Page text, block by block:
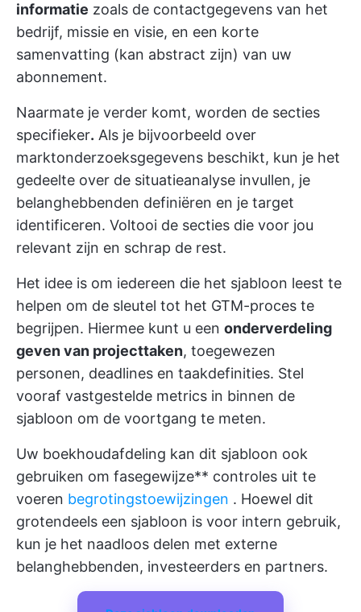
informatie zoals de contactgegevens van het
bedrijf, missie en visie, en een korte
samenvatting (kan abstract zijn) van uw
abonnement.
Naarmate je verder komt, worden de secties
specifieker. Als je bijvoorbeeld over
marktonderzoeksgegevens beschikt, kun je het
gedeelte over de situatieanalyse invullen, je
belanghebbenden definiëren en je target
identificeren. Voltooi de secties die voor jou
relevant zijn en schrap de rest.
Het idee is om iedereen die het sjabloon leest te
helpen om de sleutel tot het GTM-proces te
begrijpen. Hiermee kunt u een onderverdeling
geven van projecttaken, toegewezen
personen, deadlines en taakdefinities. Stel
vooraf vastgestelde metrics in binnen de
sjabloon om de voortgang te meten.
Uw boekhoudafdeling kan dit sjabloon ook
gebruiken om fasegewijze** controles uit te
voeren begrotingstoewijzingen . Hoewel dit
grotendeels een sjabloon is voor intern gebruik,
kun je het naadloos delen met externe
belanghebbenden, investeerders en partners.